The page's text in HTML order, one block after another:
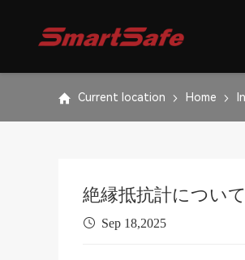
Current location Home
絶縁抵抗計につい
Sep 18,2025